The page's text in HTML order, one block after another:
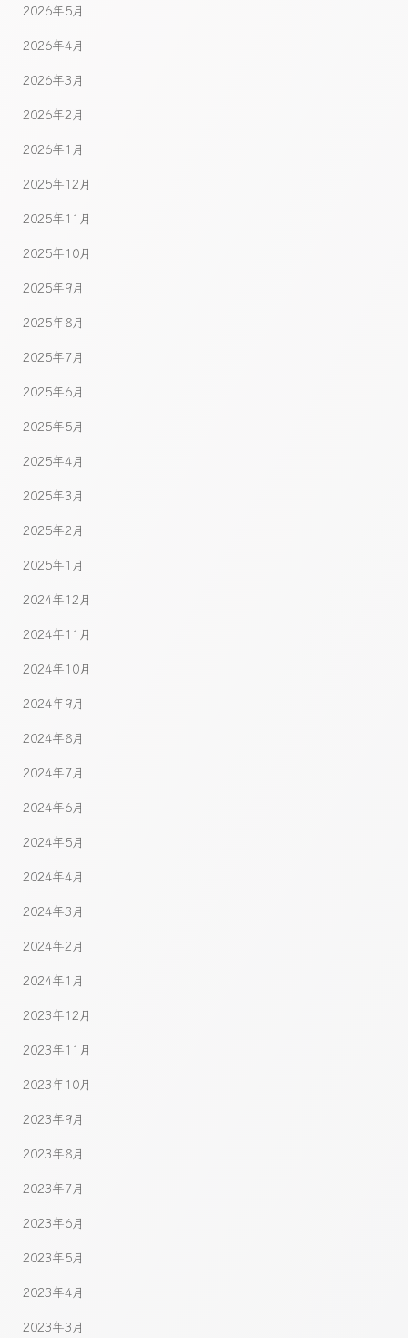
2026年5月
2026年4月
2026年3月
2026年2月
2026年1月
2025年12月
2025年11月
2025年10月
2025年9月
2025年8月
2025年7月
2025年6月
2025年5月
2025年4月
2025年3月
2025年2月
2025年1月
2024年12月
2024年11月
2024年10月
2024年9月
2024年8月
2024年7月
2024年6月
2024年5月
2024年4月
2024年3月
2024年2月
2024年1月
2023年12月
2023年11月
2023年10月
2023年9月
2023年8月
2023年7月
2023年6月
2023年5月
2023年4月
2023年3月